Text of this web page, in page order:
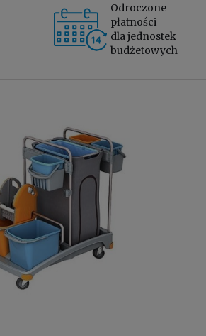
Odroczone
płatności
dla jednostek
budżetowych